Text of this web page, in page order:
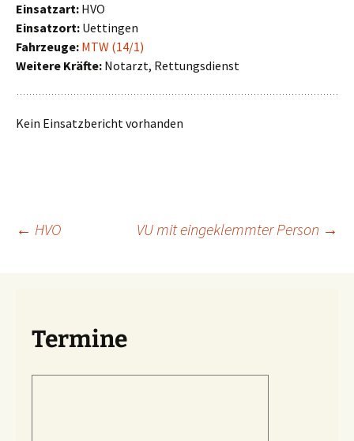
Einsatzart: HVO
Einsatzort: Uettingen
Fahrzeuge: MTW (14/1)
Weitere Kräfte: Notarzt, Rettungsdienst
Kein Einsatzbericht vorhanden
Beitragsnavigation
← HVO VU mit eingeklemmter Person →
Termine